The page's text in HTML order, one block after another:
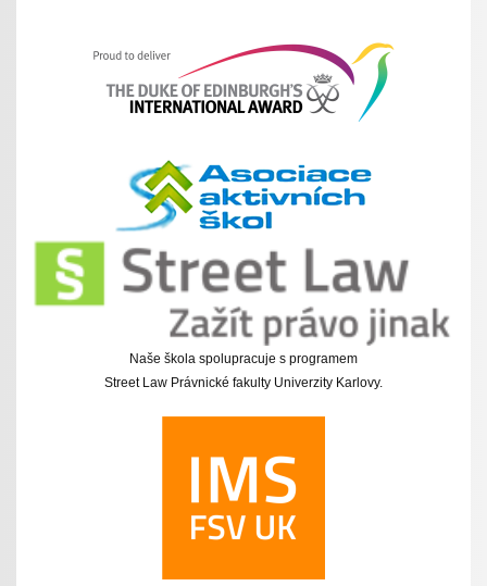
Naše škola spolupracuje s programem
Street Law Právnické fakulty Univerzity Karlovy.